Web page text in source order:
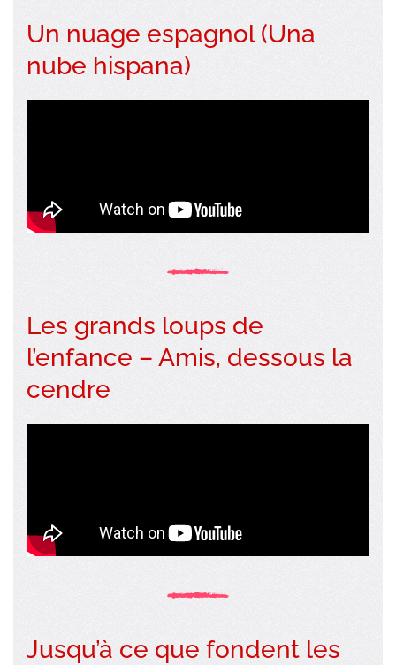
Un nuage espagnol (Una
nube hispana)
Les grands loups de
l’enfance – Amis, dessous la
cendre
Jusqu’à ce que fondent les